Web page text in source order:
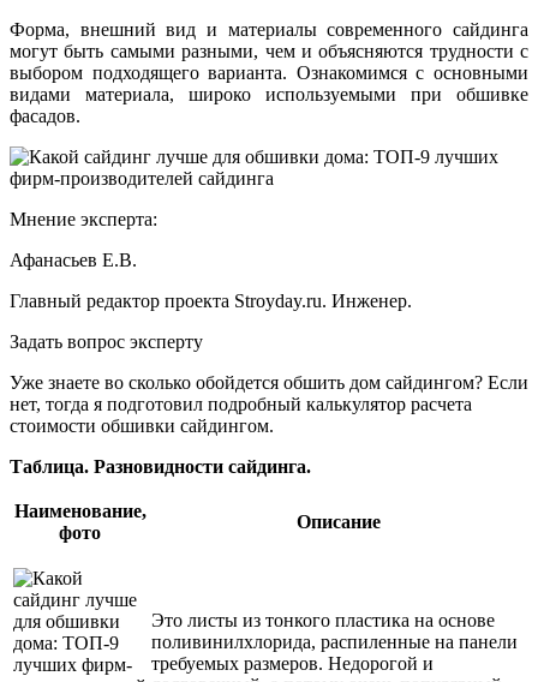
Форма, внешний вид и материалы современного сайдинга
могут быть самыми разными, чем и объясняются трудности с
выбором подходящего варианта. Ознакомимся с основными
видами материала, широко используемыми при обшивке
фасадов.
Мнение эксперта:
Афанасьев Е.В.
Главный редактор проекта Stroyday.ru. Инженер.
Задать вопрос эксперту
Уже знаете во сколько обойдется обшить дом сайдингом? Если
нет, тогда я подготовил подробный калькулятор расчета
стоимости обшивки сайдингом.
Таблица. Разновидности сайдинга.
Наименование,
фото
Описание
Это листы из тонкого пластика на основе
поливинилхлорида, распиленные на панели
требуемых размеров. Недорогой и